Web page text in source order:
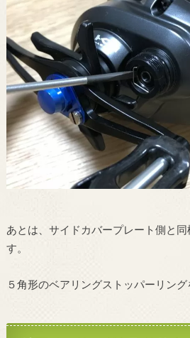
あとは、サイドカバープレート側と
す。
５角形のベアリングストッパーリング